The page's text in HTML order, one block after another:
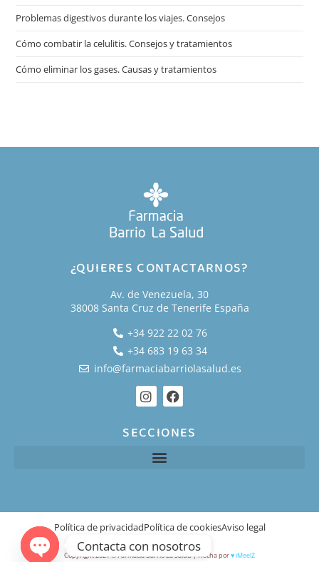
Problemas digestivos durante los viajes. Consejos
Cómo combatir la celulitis. Consejos y tratamientos
Cómo eliminar los gases. Causas y tratamientos
¿QUIERES CONTACTARNOS?
Av. de Venezuela, 30
38008 Santa Cruz de Tenerife España
+34 922 22 02 76
+34 683 19 63 34
info@farmaciabarriolasalud.es
SECCIONES
Política de privacidadPolítica de cookiesAviso legal
Copyright 2021 © Farmacia Barrio La Salud | Hecha por♥iMeelZ
Contacta con nosotros